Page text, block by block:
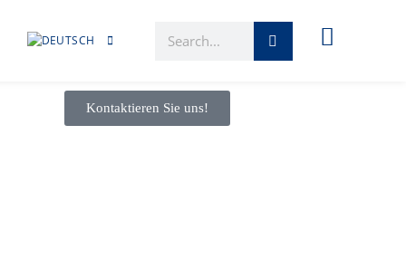
Kontaktieren Sie uns!